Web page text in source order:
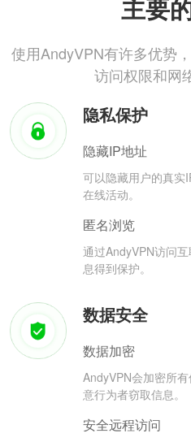
主要
使用AndyVPN有许多优势
访问权限和网
隐私保护
隐藏IP地址
可以隐藏用户的真实
在线活动。
匿名浏览
通过AndyVPN访问
息得到保护。
数据安全
数据加密
AndyVPN会加密所
意行为者窃取信息。
安全远程访问